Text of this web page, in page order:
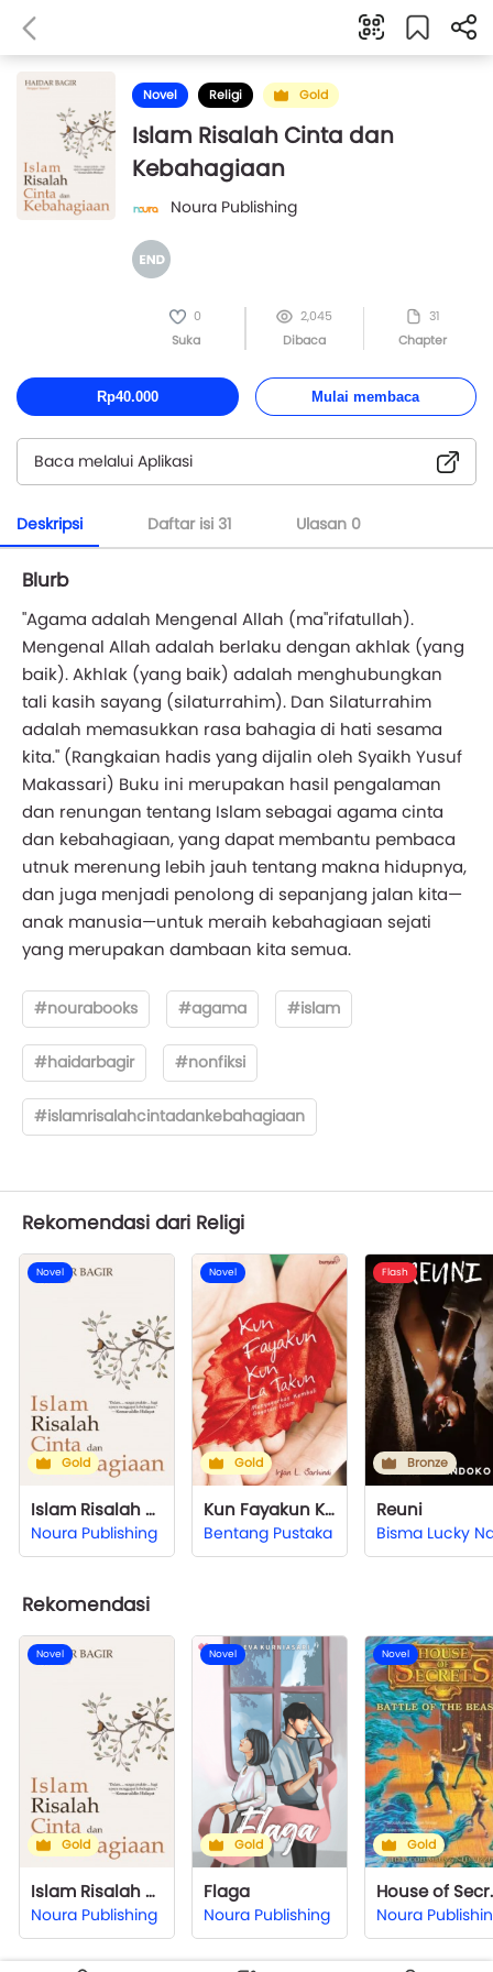
Novel Religi Gold
Islam Risalah Cinta dan
Kebahagiaan
Noura Publishing
0
Suka
2,045
Dibaca
31
Chapter
Rp40.000 Mulai membaca
Baca melalui Aplikasi
Deskripsi Daftar isi 31 Ulasan 0
Blurb
"Agama adalah Mengenal Allah (ma"rifatullah).
Mengenal Allah adalah berlaku dengan akhlak (yang
baik). Akhlak (yang baik) adalah menghubungkan
tali kasih sayang (silaturrahim). Dan Silaturrahim
adalah memasukkan rasa bahagia di hati sesama
kita." (Rangkaian hadis yang dijalin oleh Syaikh Yusuf
Makassari) Buku ini merupakan hasil pengalaman
dan renungan tentang Islam sebagai agama cinta
dan kebahagiaan, yang dapat membantu pembaca
utnuk merenung lebih jauh tentang makna hidupnya,
dan juga menjadi penolong di sepanjang jalan kita—
anak manusia—untuk meraih kebahagiaan sejati
yang merupakan dambaan kita semua.
#nourabooks #agama #islam
#haidarbagir #nonfiksi
#islamrisalahcintadankebahagiaan
Rekomendasi dari Religi
Novel
Gold
Islam Risalah Cinta dan Kebahagiaan
Noura Publishing
Novel
Gold
Kun Fayakun Kun La Takun
Bentang Pustaka
Flash
Bronze
Reuni
Rekomendasi
Novel
Gold
Islam Risalah Cinta dan Kebahagiaan
Noura Publishing
Novel
Gold
Flaga
Noura Publishing
Novel
Gold
House
Noura